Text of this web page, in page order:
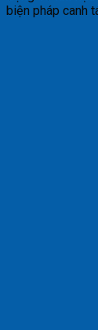
biện pháp canh